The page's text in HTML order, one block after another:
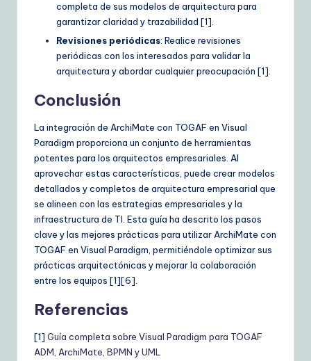
completa de sus modelos de arquitectura para
garantizar claridad y trazabilidad [1].
Revisiones periódicas: Realice revisiones
periódicas con los interesados para validar la
arquitectura y abordar cualquier preocupación [1].
Conclusión
La integración de ArchiMate con TOGAF en Visual
Paradigm proporciona un conjunto de herramientas
potentes para los arquitectos empresariales. Al
aprovechar estas características, puede crear modelos
detallados y completos de arquitectura empresarial que
se alineen con las estrategias empresariales y la
infraestructura de TI. Esta guía ha descrito los pasos
clave y las mejores prácticas para utilizar ArchiMate con
TOGAF en Visual Paradigm, permitiéndole optimizar sus
prácticas arquitectónicas y mejorar la colaboración
entre los equipos [1][6].
Referencias
[1] Guía completa sobre Visual Paradigm para TOGAF
ADM, ArchiMate, BPMN y UML